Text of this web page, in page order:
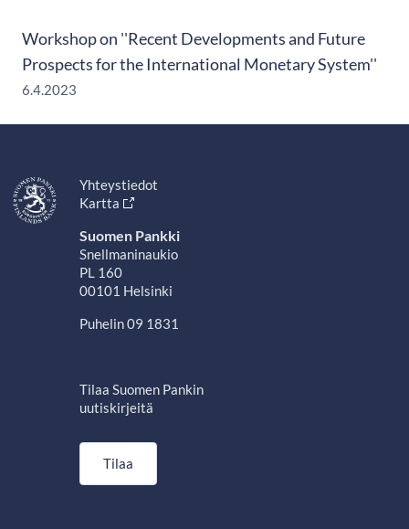
Workshop on ''Recent Developments and Future
Prospects for the International Monetary System''
6.4.2023
Yhteystiedot
Kartta
Suomen Pankki
Snellmaninaukio
PL 160
00101 Helsinki
Puhelin 09 1831
Tilaa Suomen Pankin
uutiskirjeitä
Tilaa